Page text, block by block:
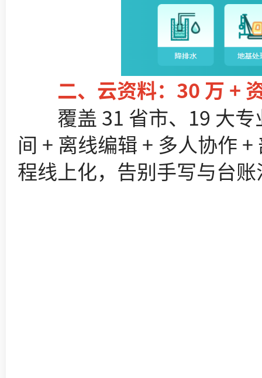
二、云资料：30 万 +
覆盖 31 省市、19 大专
间 + 离线编辑 + 多人协作
程线上化，告别手写与台